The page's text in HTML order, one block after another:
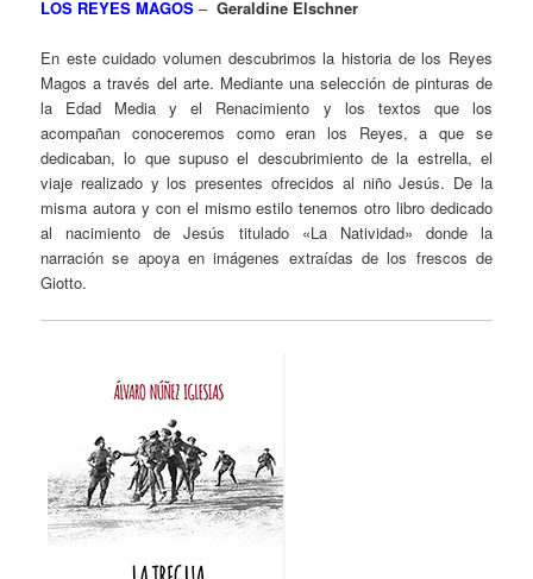
LOS REYES MAGOS–Geraldine Elschner
En este cuidado volumen descubrimos la historia de los Reyes
Magos a través del arte. Mediante una selección de pinturas de
la Edad Media y el Renacimiento y los textos que los
acompañan conoceremos como eran los Reyes, a que se
dedicaban, lo que supuso el descubrimiento de la estrella, el
viaje realizado y los presentes ofrecidos al niño Jesús. De la
misma autora y con el mismo estilo tenemos otro libro dedicado
al nacimiento de Jesús titulado «La Natividad» donde la
narración se apoya en imágenes extraídas de los frescos de
Giotto.